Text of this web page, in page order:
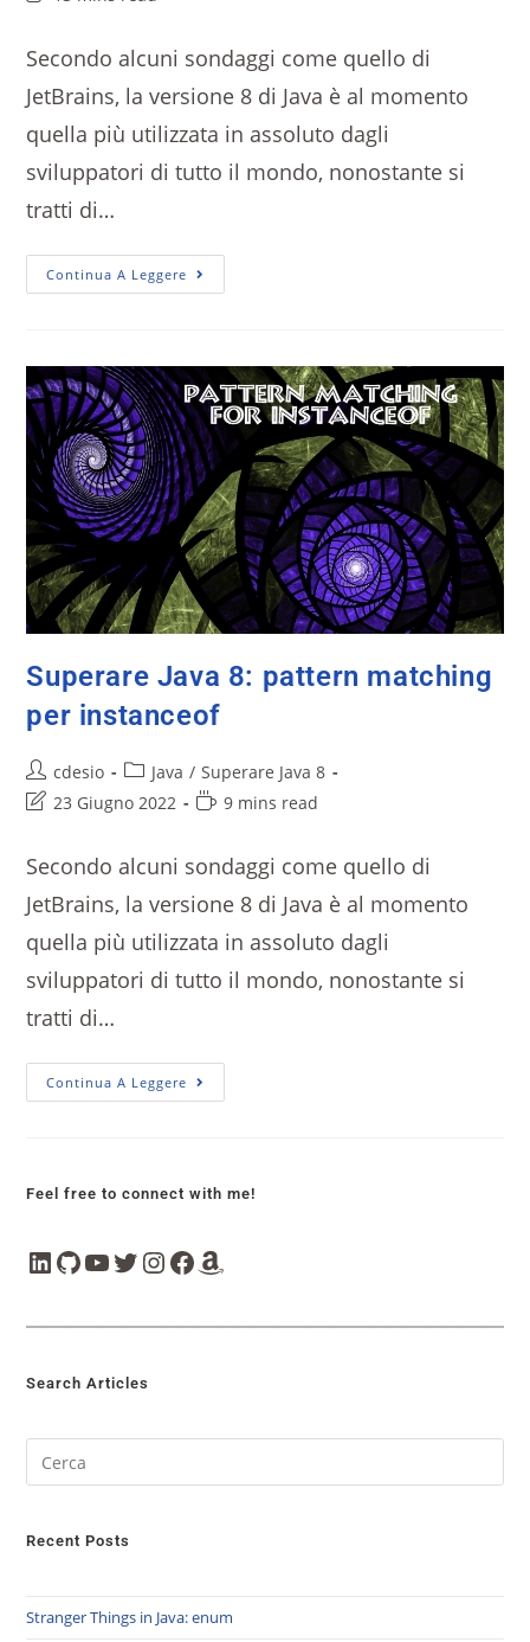
Secondo alcuni sondaggi come quello di
JetBrains, la versione 8 di Java è al momento
quella più utilizzata in assoluto dagli
sviluppatori di tutto il mondo, nonostante si
tratti di…
Continua A Leggere
Superare Java 8: pattern matching
per instanceof
cdesio Java / Superare Java 8
23 Giugno 2022
9 mins read
Secondo alcuni sondaggi come quello di
JetBrains, la versione 8 di Java è al momento
quella più utilizzata in assoluto dagli
sviluppatori di tutto il mondo, nonostante si
tratti di…
Continua A Leggere
Feel free to connect with me!
Search Articles
Recent Posts
Stranger Things in Java: enum